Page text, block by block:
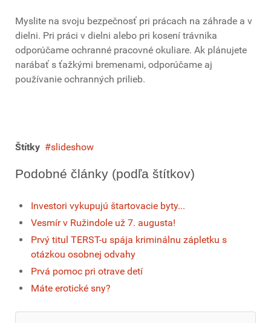
Myslite na svoju bezpečnosť pri prácach na záhrade a v
dielni. Pri práci v dielni alebo pri kosení trávnika
odporúčame ochranné pracovné okuliare. Ak plánujete
narábať s ťažkými bremenami, odporúčame aj
používanie ochranných prilieb.
Štítky slideshow
Podobné články (podľa štítkov)
Investori vykupujú štartovacie byty...
Vesmír v Ružindole už 7. augusta!
Prvý titul TERST-u spája kriminálnu zápletku s
otázkou osobnej odvahy
Prvá pomoc pri otrave detí
Máte erotické sny?